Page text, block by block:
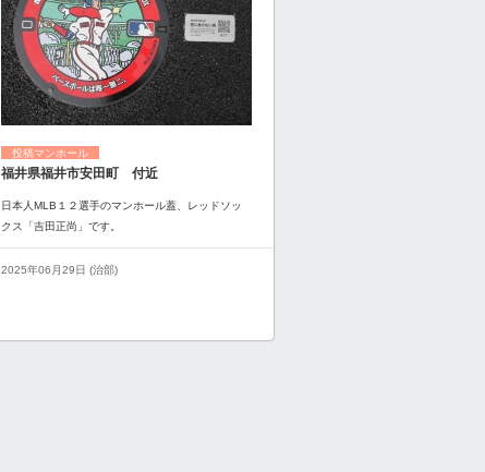
投稿マンホール
福井県福井市安田町 付近
日本人MLB１２選手のマンホール蓋、レッドソッ
クス「吉田正尚」です。
2025年06月29日 (治部)